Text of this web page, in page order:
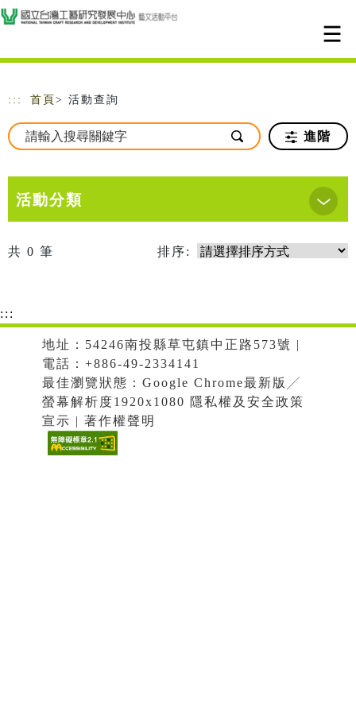
跳到主要內容
網站導覽
::: 首頁 > 活動查詢
進階
活動分類
共 0 筆 排序:
:::
地址：54246南投縣草屯鎮中正路573號 |
電話：+886-49-2334141
最佳瀏覽狀態：Google Chrome最新版╱
螢幕解析度1920x1080 隱私權及安全政策
宣示 | 著作權聲明